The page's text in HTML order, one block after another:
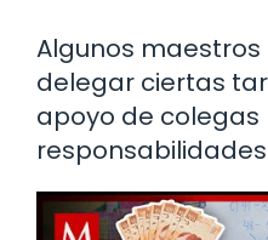
Algunos
delegar ciertas
apoyo de